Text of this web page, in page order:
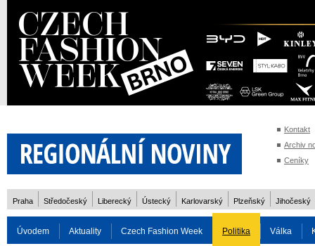
Kontakt
Archiv
Ceníky
Praha Středočeský Liberecký Ústecký Karlovarský Plzeňský Jihočeský
Úvodem Aktuality Czech Fashion Week Politika Válka